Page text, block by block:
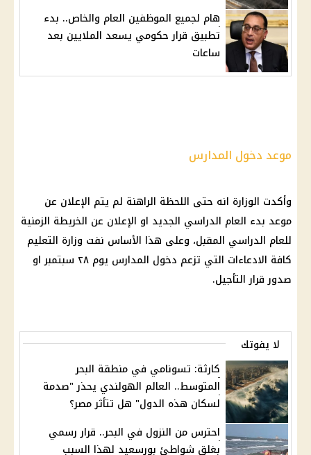
هام لجميع الموظفين العام والخاص.. بدء
تطبيق قرار حكومي يسعد الملايين بعد
ساعات
موعد دخول المدارس
وأكدت الوزارة انه حتى اللحظة الراهنة لم يتم الإعلان عن
موعد بدء العام الدراسي الجديد او الإعلان عن الخريطة الزمنية
للعام الدراسي المقبل، وعلى هذا الأساس نفت وزارة التعليم
كافة الادعاءات التي تزعم دخول المدارس
يوم ٢٨ سبتمبر او
صدورقرارالتأجيل.
لا يفوتك
كارثة: تسونامي في منطقة البحر
المتوسط.. العالم الهولندي يحذر "صدمة
لسكان هذه الدول" هل تتأثر مصر؟
احترس من النزول في البحر.. قرار رسمي
بغلق شواطئ بورسعيد لهذا السبب